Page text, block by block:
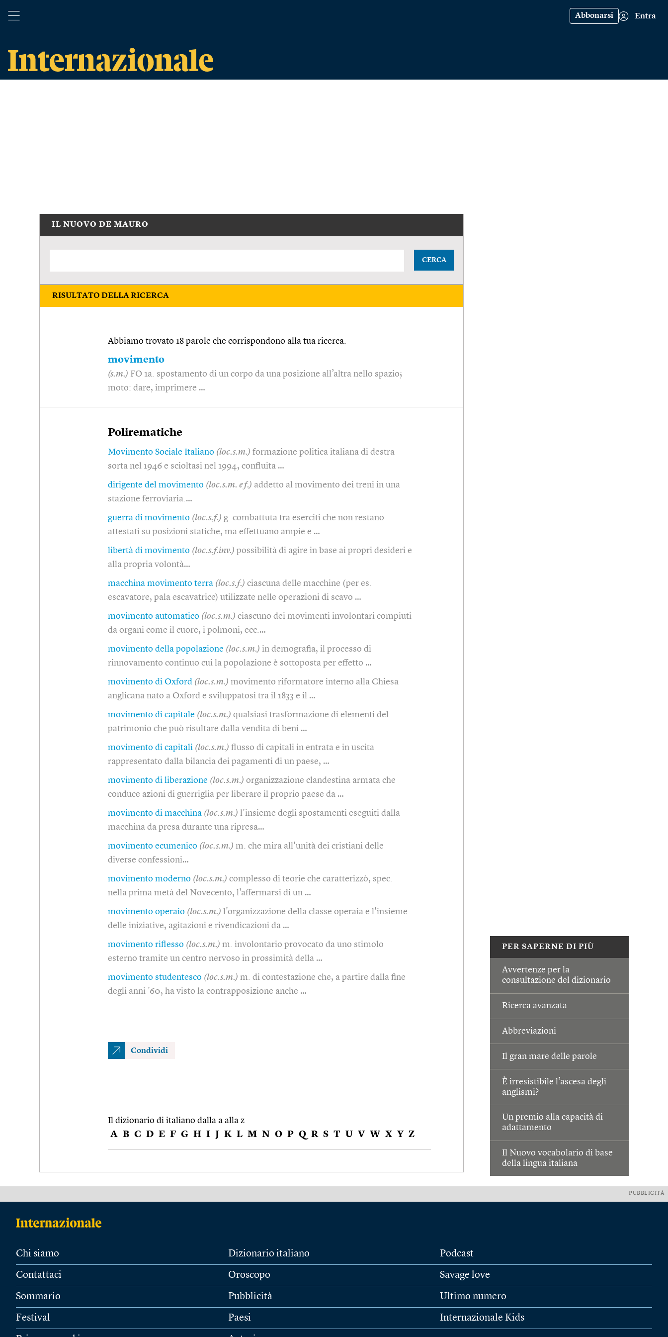
Abbonarsi Entra
PER SAPERNE DI PIÙ
Avvertenze per la
consultazione del dizionario
Ricerca avanzata
Abbreviazioni
Il gran mare delle parole
È irresistibile l’ascesa degli
anglismi?
Un premio alla capacità di
adattamento
Il Nuovo vocabolario di base
della lingua italiana
IL NUOVO DE MAURO
CERCA
RISULTATO DELLA RICERCA
Abbiamo trovato 18 parole che corrispondono alla tua ricerca.
movimento
(s.m.) FO 1a. spostamento di un corpo da una posizione all’altra nello spazio;
moto: dare, imprimere …
Polirematiche
Movimento Sociale Italiano (loc.s.m.) formazione politica italiana di destra
sorta nel 1946 e scioltasi nel 1994, confluita …
dirigente del movimento (loc.s.m. e f.) addetto al movimento dei treni in una
stazione ferroviaria.…
guerra di movimento (loc.s.f.) g. combattuta tra eserciti che non restano
attestati su posizioni statiche, ma effettuano ampie e …
libertà di movimento (loc.s.f.inv.) possibilità di agire in base ai propri desideri e
alla propria volontà…
macchina movimento terra (loc.s.f.) ciascuna delle macchine (per es.
escavatore, pala escavatrice) utilizzate nelle operazioni di scavo …
movimento automatico (loc.s.m.) ciascuno dei movimenti involontari compiuti
da organi come il cuore, i polmoni, ecc.…
movimento della popolazione (loc.s.m.) in demografia, il processo di
rinnovamento continuo cui la popolazione è sottoposta per effetto …
movimento di Oxford (loc.s.m.) movimento riformatore interno alla Chiesa
anglicana nato a Oxford e sviluppatosi tra il 1833 e il …
movimento di capitale (loc.s.m.) qualsiasi trasformazione di elementi del
patrimonio che può risultare dalla vendita di beni …
movimento di capitali (loc.s.m.) flusso di capitali in entrata e in uscita
rappresentato dalla bilancia dei pagamenti di un paese, …
movimento di liberazione (loc.s.m.) organizzazione clandestina armata che
conduce azioni di guerriglia per liberare il proprio paese da …
movimento di macchina (loc.s.m.) l'insieme degli spostamenti eseguiti dalla
macchina da presa durante una ripresa…
movimento ecumenico (loc.s.m.) m. che mira all'unità dei cristiani delle
diverse confessioni…
movimento moderno (loc.s.m.) complesso di teorie che caratterizzò, spec.
nella prima metà del Novecento, l'affermarsi di un …
movimento operaio (loc.s.m.) l'organizzazione della classe operaia e l'insieme
delle iniziative, agitazioni e rivendicazioni da …
movimento riflesso (loc.s.m.) m. involontario provocato da uno stimolo
esterno tramite un centro nervoso in prossimità della …
movimento studentesco (loc.s.m.) m. di contestazione che, a partire dalla fine
degli anni '60, ha visto la contrapposizione anche …
Condividi
Il dizionario di italiano dalla a alla z
A B C D E F G H I J K L M N O P Q R S T U V W X Y Z
PUBBLICITÀ
Chi siamo
Contattaci
Sommario
Festival
Dizionario italiano
Oroscopo
Pubblicità
Paesi
Podcast
Savage love
Ultimo numero
Internazionale Kids